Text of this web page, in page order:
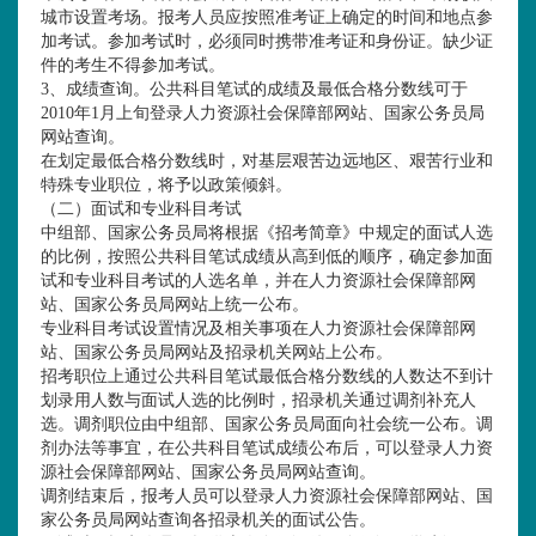
城市设置考场。报考人员应按照准考证上确定的时间和地点参
加考试。参加考试时，必须同时携带准考证和身份证。缺少证
件的考生不得参加考试。
3、成绩查询。公共科目笔试的成绩及最低合格分数线可于
2010年1月上旬登录人力资源社会保障部网站、国家公务员局
网站查询。
在划定最低合格分数线时，对基层艰苦边远地区、艰苦行业和
特殊专业职位，将予以政策倾斜。
（二）面试和专业科目考试
中组部、国家公务员局将根据《招考简章》中规定的面试人选
的比例，按照公共科目笔试成绩从高到低的顺序，确定参加面
试和专业科目考试的人选名单，并在人力资源社会保障部网
站、国家公务员局网站上统一公布。
专业科目考试设置情况及相关事项在人力资源社会保障部网
站、国家公务员局网站及招录机关网站上公布。
招考职位上通过公共科目笔试最低合格分数线的人数达不到计
划录用人数与面试人选的比例时，招录机关通过调剂补充人
选。调剂职位由中组部、国家公务员局面向社会统一公布。调
剂办法等事宜，在公共科目笔试成绩公布后，可以登录人力资
源社会保障部网站、国家公务员局网站查询。
调剂结束后，报考人员可以登录人力资源社会保障部网站、国
家公务员局网站查询各招录机关的面试公告。